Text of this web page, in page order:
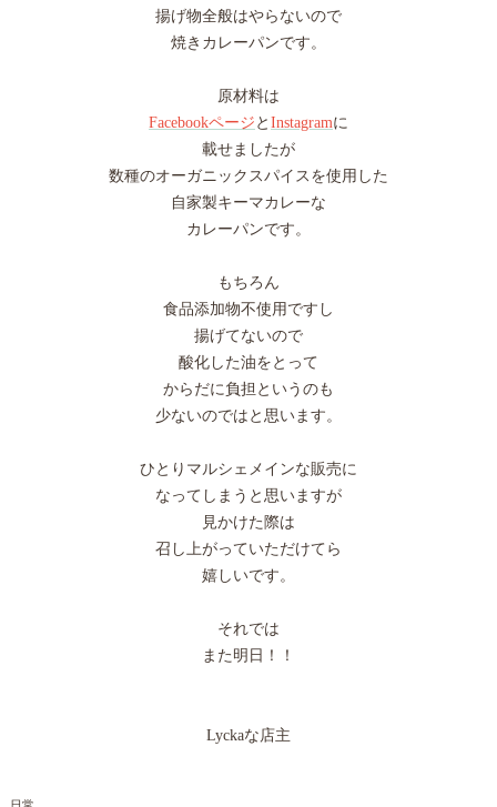
揚げ物全般はやらないので
焼きカレーパンです。
原材料は
Facebookページ と Instagramに
載せましたが
数種のオーガニックスパイスを使用した
自家製キーマカレーな
カレーパンです。
もちろん
食品添加物不使用ですし
揚げてないので
酸化した油をとって
からだに負担というのも
少ないのではと思います。
ひとりマルシェメインな販売に
なってしまうと思いますが
見かけた際は
召し上がっていただけてら
嬉しいです。
それでは
また明日！！
Lyckaな店主